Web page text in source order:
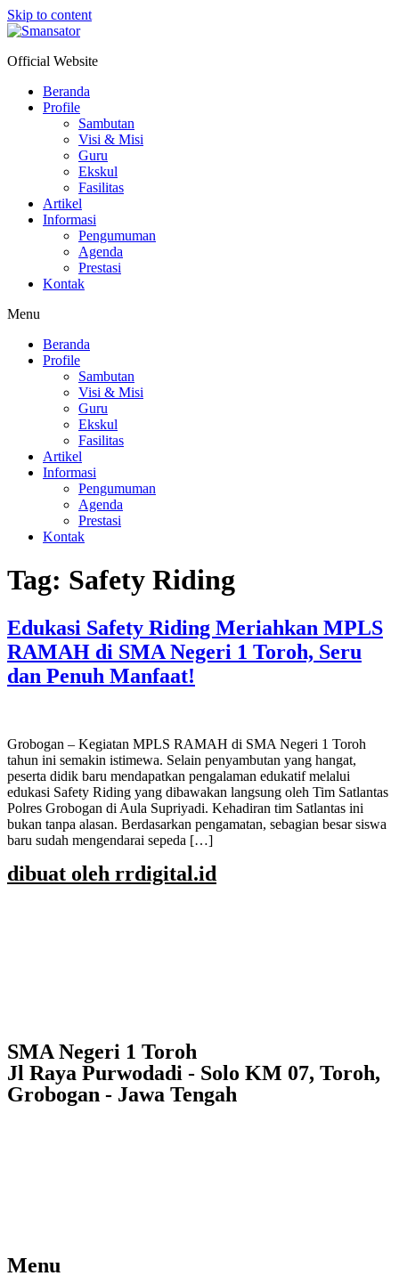
Skip to content
Official Website
Beranda
Profile
Sambutan
Visi & Misi
Guru
Ekskul
Fasilitas
Artikel
Informasi
Pengumuman
Agenda
Prestasi
Kontak
Menu
Beranda
Profile
Sambutan
Visi & Misi
Guru
Ekskul
Fasilitas
Artikel
Informasi
Pengumuman
Agenda
Prestasi
Kontak
Tag: Safety Riding
Edukasi Safety Riding Meriahkan MPLS
RAMAH di SMA Negeri 1 Toroh, Seru
dan Penuh Manfaat!
Grobogan – Kegiatan MPLS RAMAH di SMA Negeri 1 Toroh
tahun ini semakin istimewa. Selain penyambutan yang hangat,
peserta didik baru mendapatkan pengalaman edukatif melalui
edukasi Safety Riding yang dibawakan langsung oleh Tim Satlantas
Polres Grobogan di Aula Supriyadi. Kehadiran tim Satlantas ini
bukan tanpa alasan. Berdasarkan pengamatan, sebagian besar siswa
baru sudah mengendarai sepeda […]
dibuat oleh rrdigital.id
SMA Negeri 1 Toroh
Jl Raya Purwodadi - Solo KM 07, Toroh,
Grobogan - Jawa Tengah
Menu